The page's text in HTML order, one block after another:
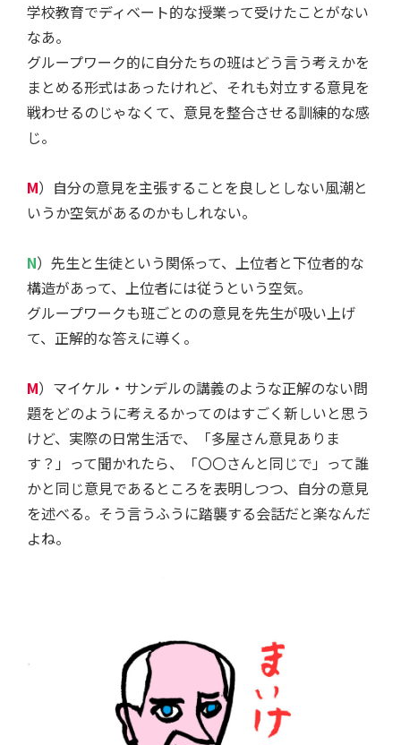
学校教育でディベート的な授業って受けたことがない
なあ。
グループワーク的に自分たちの班はどう言う考えかを
まとめる形式はあったけれど、それも対立する意見を
戦わせるのじゃなくて、意見を整合させる訓練的な感
じ。
M）自分の意見を主張することを良しとしない風潮と
いうか空気があるのかもしれない。
N）先生と生徒という関係って、上位者と下位者的な
構造があって、上位者には従うという空気。
グループワークも班ごとのの意見を先生が吸い上げ
て、正解的な答えに導く。
M）マイケル・サンデルの講義のような正解のない問
題をどのように考えるかってのはすごく新しいと思う
けど、実際の日常生活で、「多屋さん意見ありま
す？」って聞かれたら、「〇〇さんと同じで」って誰
かと同じ意見であるところを表明しつつ、自分の意見
を述べる。そう言うふうに踏襲する会話だと楽なんだ
よね。